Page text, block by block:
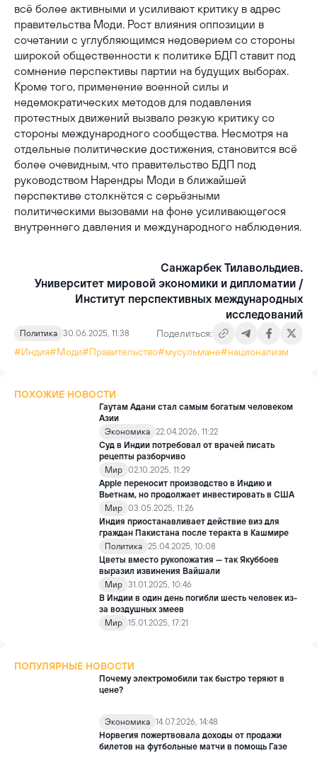
всё более активными и усиливают критику в адрес
правительства Моди. Рост влияния оппозиции в
сочетании с углубляющимся недоверием со стороны
широкой общественности к политике БДП ставит под
сомнение перспективы партии на будущих выборах.
Кроме того, применение военной силы и
недемократических методов для подавления
протестных движений вызвало резкую критику со
стороны международного сообщества. Несмотря на
отдельные политические достижения, становится всё
более очевидным, что правительство БДП под
руководством Нарендры Моди в ближайшей
перспективе столкнётся с серьёзными
политическими вызовами на фоне усиливающегося
внутреннего давления и международного наблюдения.
Санжарбек Тилавольдиев.
Университет мировой экономики и дипломатии /
Институт перспективных международных
исследований
Политика 30.06.2025, 11:38
Поделиться:
#Индия#Моди#Правительство#мусульмане#национализм
ПОХОЖИЕ НОВОСТИ
Гаутам Адани стал самым богатым человеком
Азии
Экономика 22.04.2026, 11:22
Суд в Индии потребовал от врачей писать
рецепты разборчиво
Мир 02.10.2025, 11:29
Apple переносит производство в Индию и
Вьетнам, но продолжает инвестировать в США
Мир 03.05.2025, 11:26
Индия приостанавливает действие виз для
граждан Пакистана после теракта в Кашмире
Политика 25.04.2025, 10:08
Цветы вместо рукопожатия — так Якуббоев
выразил извинения Вайшали
Мир 31.01.2025, 10:46
В Индии в один день погибли шесть человек из-
за воздушных змеев
Мир 15.01.2025, 17:21
ПОПУЛЯРНЫЕ НОВОСТИ
Почему электромобили так быстро теряют в
цене?
Экономика 14.07.2026, 14:48
Норвегия пожертвовала доходы от продажи
билетов на футбольные матчи в помощь Газе